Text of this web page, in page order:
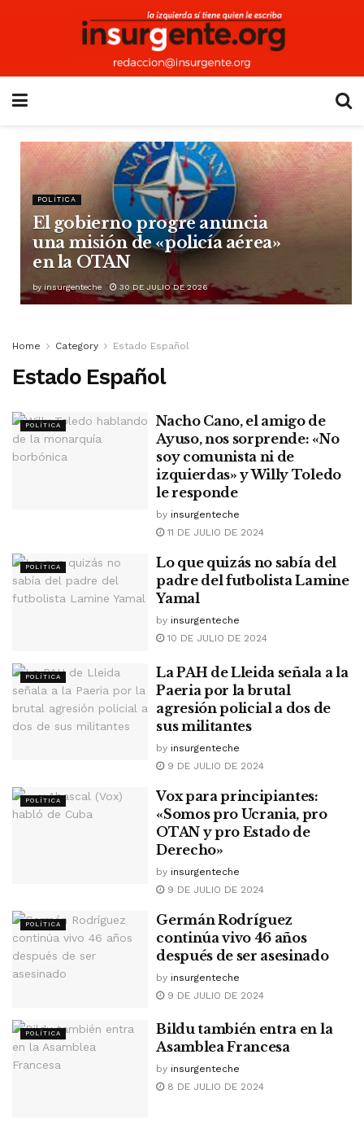
POLÍTICA
El gobierno progre anuncia
una misión de «policía aérea»
en la OTAN
by insurgenteche 30 DE JULIO DE 2026
Home Category Estado Español
Estado Español
POLÍTICA
Nacho Cano, el amigo de
Ayuso, nos sorprende: «No
soy comunista ni de
izquierdas» y Willy Toledo
le responde
by insurgenteche
11 DE JULIO DE 2024
POLÍTICA
Lo que quizás no sabía del
padre del futbolista Lamine
Yamal
by insurgenteche
10 DE JULIO DE 2024
POLÍTICA
La PAH de Lleida señala a la
Paeria por la brutal
agresión policial a dos de
sus militantes
by insurgenteche
9 DE JULIO DE 2024
POLÍTICA
Vox para principiantes:
«Somos pro Ucrania, pro
OTAN y pro Estado de
Derecho»
by insurgenteche
9 DE JULIO DE 2024
POLÍTICA
Germán Rodríguez
continúa vivo 46 años
después de ser asesinado
by insurgenteche
9 DE JULIO DE 2024
POLÍTICA
Bildu también entra en la
Asamblea Francesa
by insurgenteche
8 DE JULIO DE 2024